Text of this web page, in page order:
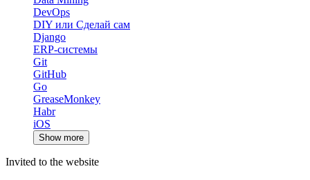
DevOps
DIY или Сделай сам
Django
ERP-системы
Git
GitHub
Go
GreaseMonkey
Habr
iOS
Show more
Invited to the website